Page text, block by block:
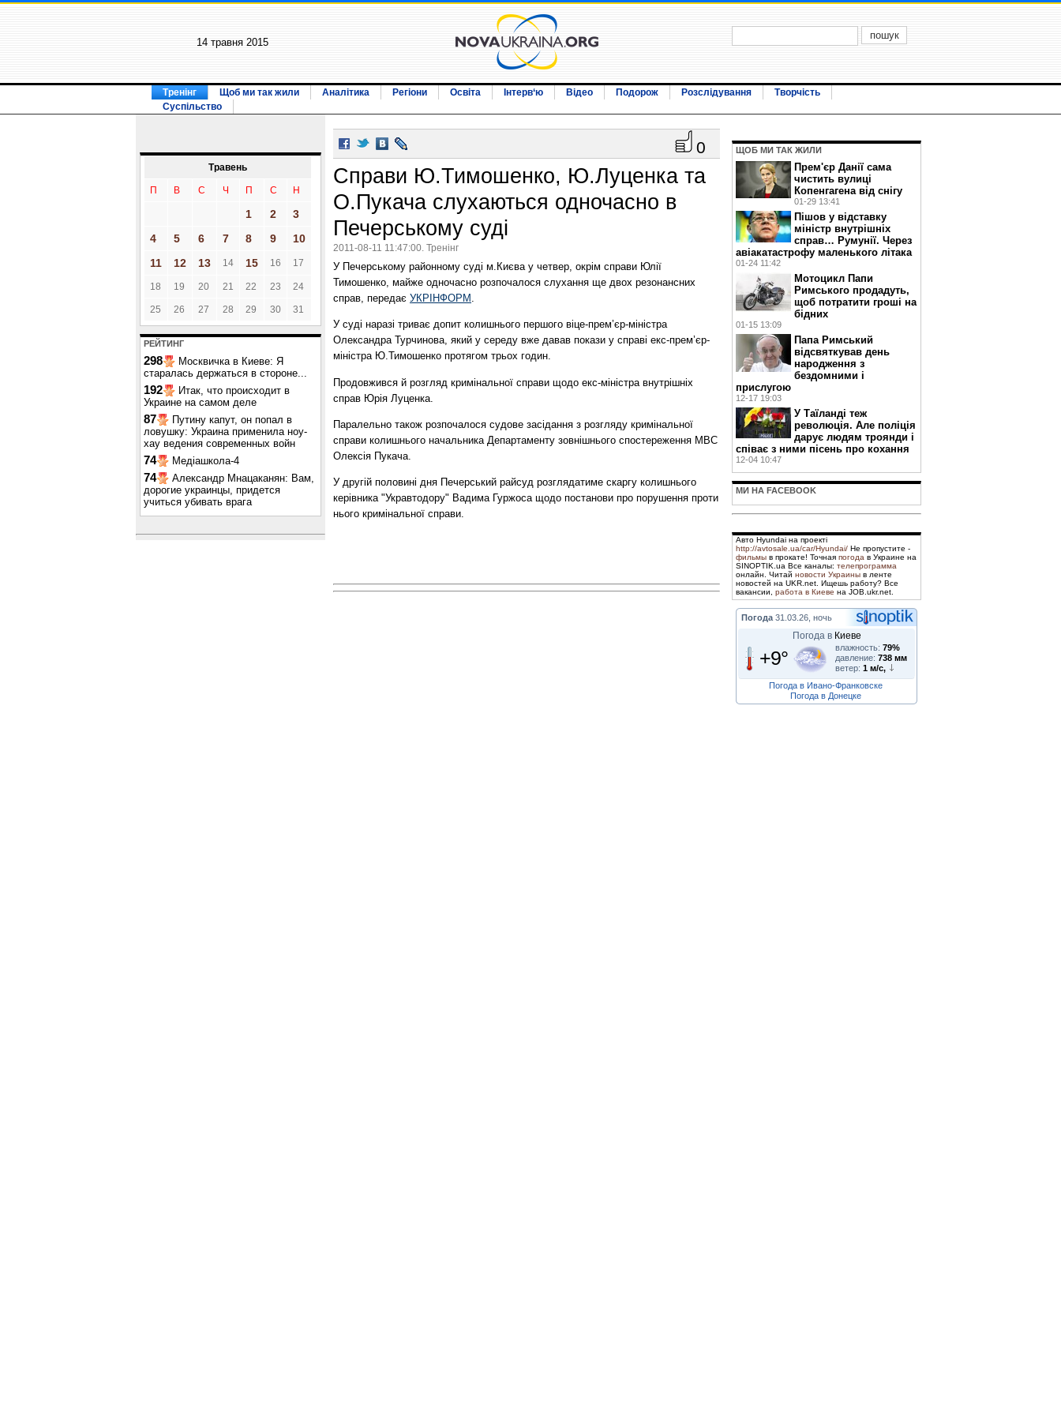
14 травня 2015
Тренінг Щоб ми так жили Аналітика Регіони Освіта Інтерв‘ю Відео Подорож Розслідування
Творчість
Суспільство
Травень
П В С Ч П С Н
1 2
3
4
5 6 7 8 9
10
11
12 13 14 15 16 17
18 19 20 21 22 23 24
25 26 27 28 29 30 31
РЕЙТИНГ
298
Москвичка в Киеве: Я
старалась держаться в стороне...
192
Итак, что происходит в
Украине на самом деле
87
Путину капут, он попал в
ловушку: Украина применила ноу-
хау ведения современных войн
74 Медіашкола-4
74
Александр Мнацаканян: Вам,
дорогие украинцы, придется
учиться убивать врага
0
Справи Ю.Тимошенко, Ю.Луценка та
О.Пукача слухаються одночасно в
Печерському суді
2011-08-11 11:47:00. Тренінг
У Печерському районному суді м.Києва у четвер, окрім справи Юлії
Тимошенко, майже одночасно розпочалося слухання ще двох резонансних
справ, передає УКРІНФОРМ .
У суді наразі триває допит колишнього першого віце-прем’єр-міністра
Олександра Турчинова, який у середу вже давав покази у справі екс-прем’єр-
міністра Ю.Тимошенко протягом трьох годин.
Продовжився й розгляд кримінальної справи щодо екс-міністра внутрішніх
справ Юрія Луценка.
Паралельно також розпочалося судове засідання з розгляду кримінальної
справи колишнього начальника Департаменту зовнішнього спостереження МВС
Олексія Пукача.
У другій половині дня Печерський райсуд розглядатиме скаргу колишнього
керівника "Укравтодору" Вадима Гуржоса щодо постанови про порушення проти
нього кримінальної справи.
ЩОБ МИ ТАК ЖИЛИ
Прем'єр Данії сама
чистить вулиці
Копенгагена від снігу
01-29 13:41
Пішов у відставку
міністр внутрішніх
справ… Румунії. Через
авіакатастрофу маленького літака
01-24 11:42
Мотоцикл Папи
Римського продадуть,
щоб потратити гроші на
бідних
01-15 13:09
Папа Римський
відсвяткував день
народження з
бездомними і
прислугою
12-17 19:03
У Таїланді теж
революція. Але поліція
дарує людям троянди і
співає з ними пісень про кохання
12-04 10:47
МИ НА FACEBOOK
Авто Hyundai на проекті
http://avtosale.ua/car/Hyundai/ Не пропустите -
фильмы в прокате! Точная погода в Украине на
SINOPTIK.ua Все каналы: телепрограмма
онлайн. Читай новости Украины в ленте
новостей на UKR.net. Ищешь работу? Все
вакансии, работа в Киеве на JOB.ukr.net.
Погода 31.03.26, ночь
Погода в Киеве
+9° влажность: 79%
давление: 738 мм
ветер: 1 м/с,
Погода в Ивано-Франковске
Погода в Донецке